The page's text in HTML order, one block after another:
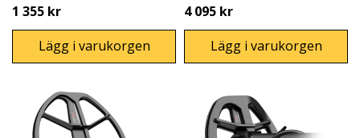
1 355 kr
Lägg i varukorgen
4 095 kr
Lägg i varukorgen